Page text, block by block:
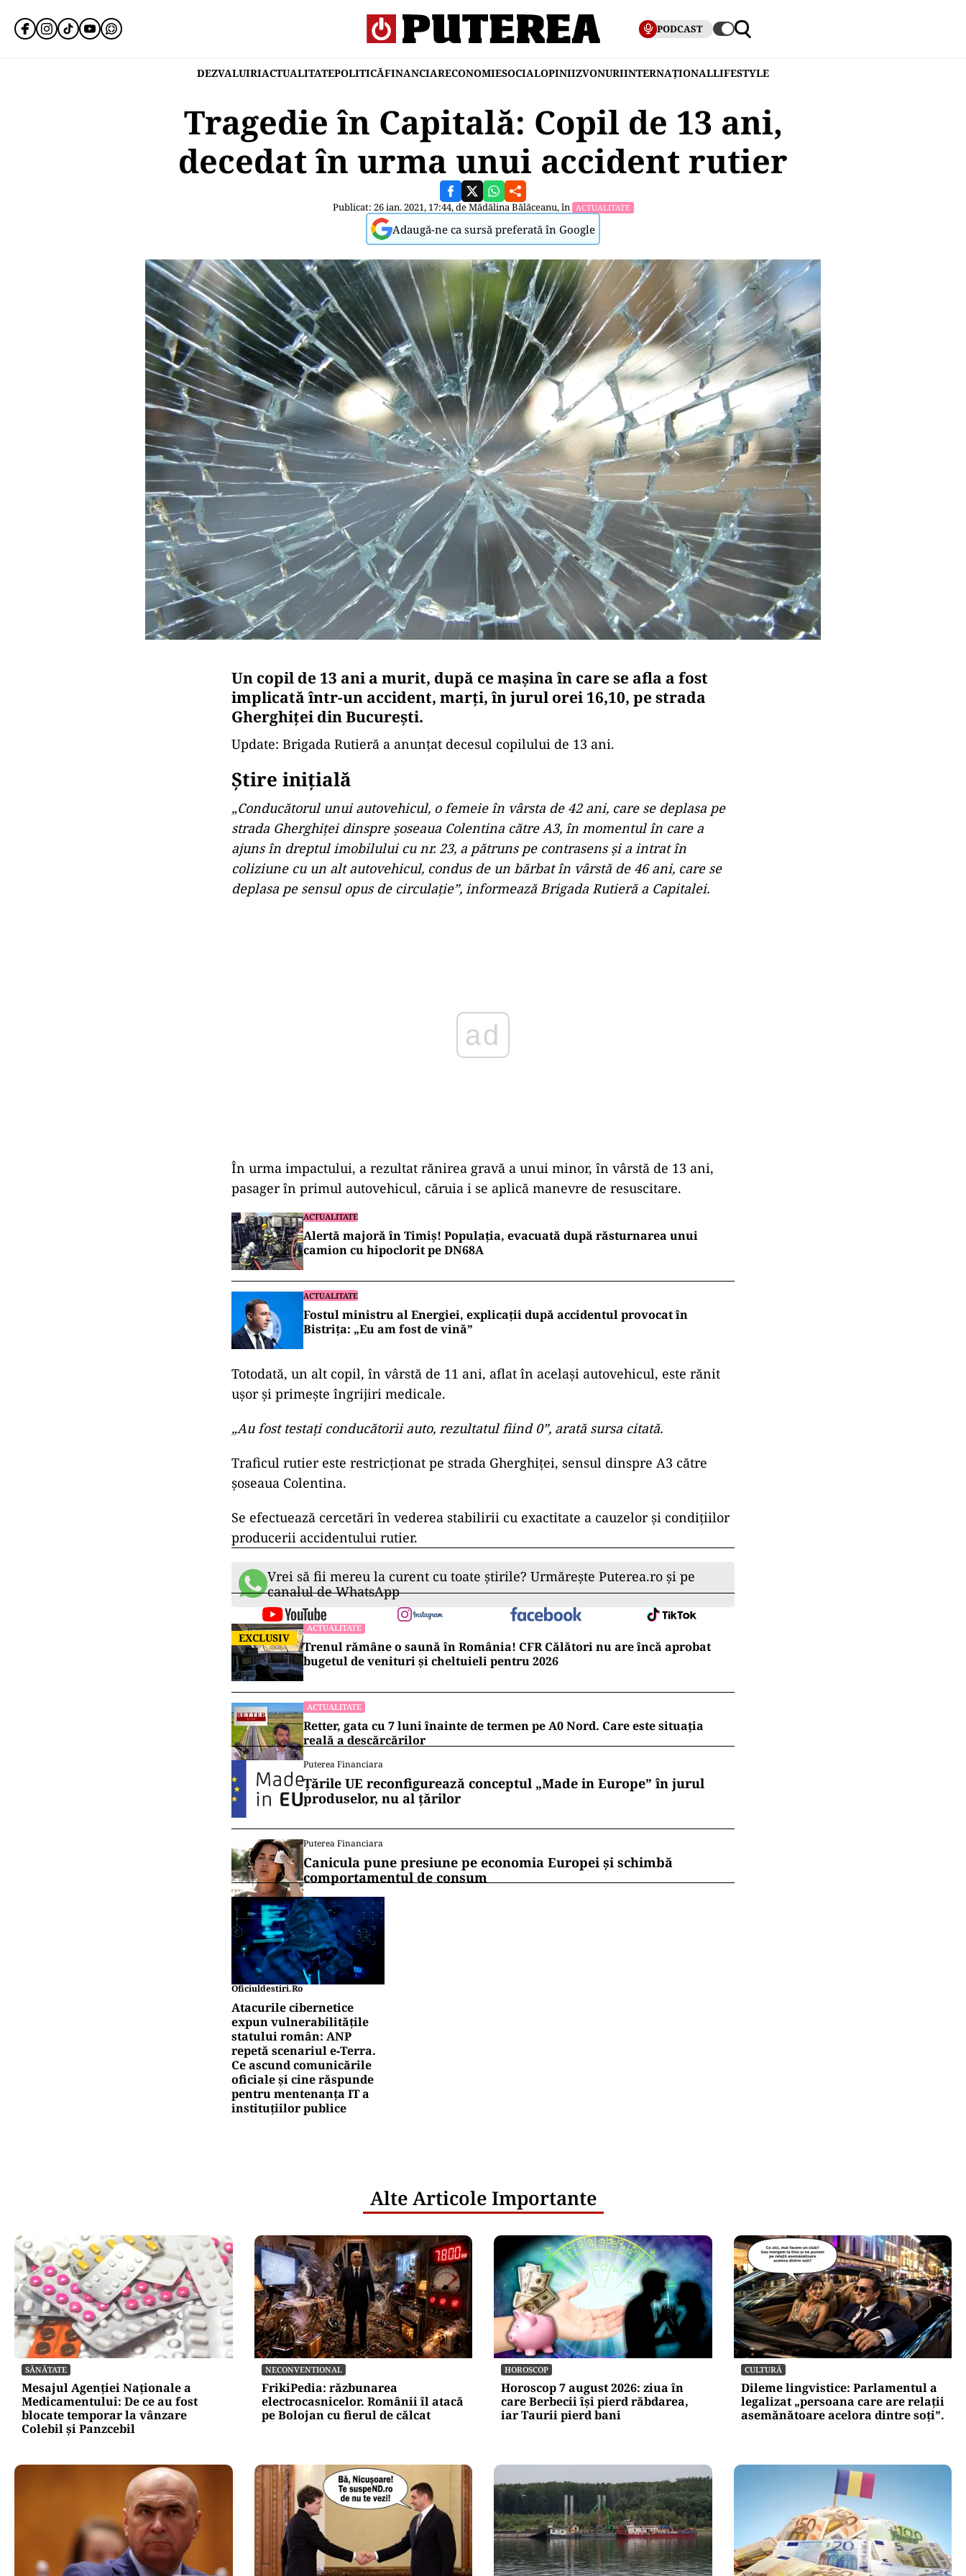
PODCAST
DEZVALUIRIACTUALITATEPOLITICĂFINANCIARECONOMIESOCIALOPINIIZVONURIINTERNAȚIONALLIFESTYLE
Tragedie în Capitală: Copil de 13 ani,
decedat în urma unui accident rutier
Publicat: 26 ian. 2021, 17:44, deMădălina Bălăceanu, în ACTUALITATE
Adaugă-ne ca sursă preferată în Google
Un copil de 13 ani a murit, după ce maşina în care se afla a fost
implicată într-un accident, marţi, în jurul orei 16,10, pe strada
Gherghiţei din Bucureşti.
Update: Brigada Rutieră a anunțat decesul copilului de 13 ani.
Știre inițială
„Conducătorul unui autovehicul, o femeie în vârsta de 42 ani, care se deplasa pe
strada Gherghiţei dinspre şoseaua Colentina către A3, în momentul în care a
ajuns în dreptul imobilului cu nr. 23, a pătruns pe contrasens şi a intrat în
coliziune cu un alt autovehicul, condus de un bărbat în vârstă de 46 ani, care se
deplasa pe sensul opus de circulaţie”, informează Brigada Rutieră a Capitalei.
În urma impactului, a rezultat rănirea gravă a unui minor, în vârstă de 13 ani,
pasager în primul autovehicul, căruia i se aplică manevre de resuscitare.
ACTUALITATE
Alertă majoră în Timiș! Populația, evacuată după răsturnarea unui
camion cu hipoclorit pe DN68A
ACTUALITATE
Fostul ministru al Energiei, explicații după accidentul provocat în
Bistrița: „Eu am fost de vină”
Totodată, un alt copil, în vârstă de 11 ani, aflat în acelaşi autovehicul, este rănit
uşor şi primeşte îngrijiri medicale.
„Au fost testaţi conducătorii auto, rezultatul fiind 0”, arată sursa citată.
Traficul rutier este restricţionat pe strada Gherghiţei, sensul dinspre A3 către
şoseaua Colentina.
Se efectuează cercetări în vederea stabilirii cu exactitate a cauzelor şi condiţiilor
producerii accidentului rutier.
Vrei să fii mereu la curent cu toate știrile? Urmărește Puterea.ro și pe
canalul de WhatsApp
EXCLUSIV
ACTUALITATE
Trenul rămâne o saună în România! CFR Călători nu are încă aprobat
bugetul de venituri și cheltuieli pentru 2026
ACTUALITATE
Retter, gata cu 7 luni înainte de termen pe A0 Nord. Care este situația
reală a descărcărilor
Puterea Financiara
Țările UE reconfigurează conceptul „Made in Europe” în jurul
produselor, nu al țărilor
Puterea Financiara
Canicula pune presiune pe economia Europei și schimbă
comportamentul de consum
Oficiuldestiri.ro
Atacurile cibernetice
expun vulnerabilitățile
statului român: ANP
repetă scenariul e‑Terra.
Ce ascund comunicările
oficiale și cine răspunde
pentru mentenanța IT a
instituțiilor publice
Alte Articole Importante
SĂNĂTATE
Mesajul Agenției Naționale a
Medicamentului: De ce au fost
blocate temporar la vânzare
Colebil și Panzcebil
NECONVENTIONAL
FrikiPedia: răzbunarea
electrocasnicelor. Românii îl atacă
pe Bolojan cu fierul de călcat
HOROSCOP
Horoscop 7 august 2026: ziua în
care Berbecii își pierd răbdarea,
iar Taurii pierd bani
CULTURĂ
Dileme lingvistice: Parlamentul a
legalizat „persoana care are relații
asemănătoare acelora dintre soți”.